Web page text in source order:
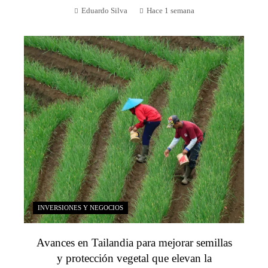
Eduardo Silva Hace 1 semana
INVERSIONES Y NEGOCIOS
Avances en Tailandia para mejorar semillas
y protección vegetal que elevan la